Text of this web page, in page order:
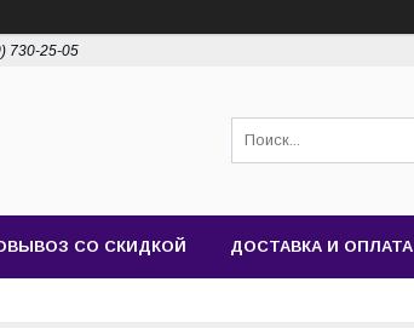
730-25-05
СО СКИДКОЙ ДОСТАВКА И ОПЛАТА